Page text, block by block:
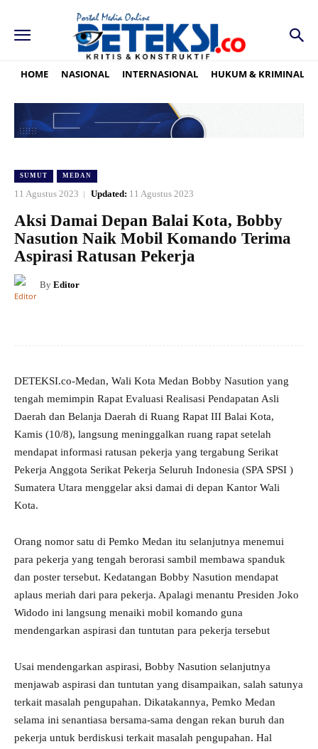
HOME NASIONAL INTERNASIONAL HUKUM & KRIMINAL
SUMUT MEDAN
11 Agustus 2023 Updated: 11 Agustus 2023
Aksi Damai Depan Balai Kota, Bobby
Nasution Naik Mobil Komando Terima
Aspirasi Ratusan Pekerja
By Editor
DETEKSI.co-Medan, Wali Kota Medan Bobby Nasution yang
tengah memimpin Rapat Evaluasi Realisasi Pendapatan Asli
Daerah dan Belanja Daerah di Ruang Rapat III Balai Kota,
Kamis (10/8), langsung meninggalkan ruang rapat setelah
mendapat informasi ratusan pekerja yang tergabung Serikat
Pekerja Anggota Serikat Pekerja Seluruh Indonesia (SPA SPSI )
Sumatera Utara menggelar aksi damai di depan Kantor Wali
Kota.
Orang nomor satu di Pemko Medan itu selanjutnya menemui
para pekerja yang tengah berorasi sambil membawa spanduk
dan poster tersebut. Kedatangan Bobby Nasution mendapat
aplaus meriah dari para pekerja. Apalagi menantu Presiden Joko
Widodo ini langsung menaiki mobil komando guna
mendengarkan aspirasi dan tuntutan para pekerja tersebut
Usai mendengarkan aspirasi, Bobby Nasution selanjutnya
menjawab aspirasi dan tuntutan yang disampaikan, salah satunya
terkait masalah pengupahan. Dikatakannya, Pemko Medan
selama ini senantiasa bersama-sama dengan rekan buruh dan
pekerja untuk berdiskusi terkait masalah pengupahan. Hal